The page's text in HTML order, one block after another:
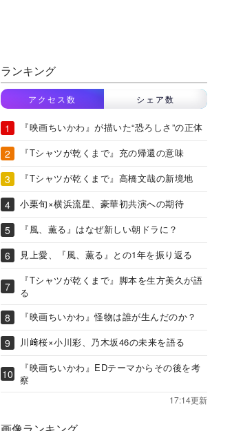
ランキング
アクセス数 シェア数
『映画ちいかわ』が描いた“恐ろしさ”の正体
『Tシャツが乾くまで』充の帰還の意味
『Tシャツが乾くまで』高橋文哉の新境地
小栗旬×横浜流星、豪華初共演への期待
『風、薫る』はなぜ新しい朝ドラに？
見上愛、『風、薫る』との1年を振り返る
『Tシャツが乾くまで』脚本を生方美久が語
る
『映画ちいかわ』怪物は誰が生んだのか？
川﨑桜×小川彩、乃木坂46の未来を語る
『映画ちいかわ』EDテーマからその後を考
察
17:14更新